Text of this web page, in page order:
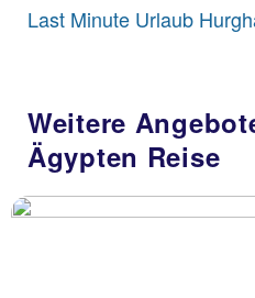
Last Minute Urlaub
Weitere
Ägypten Reise